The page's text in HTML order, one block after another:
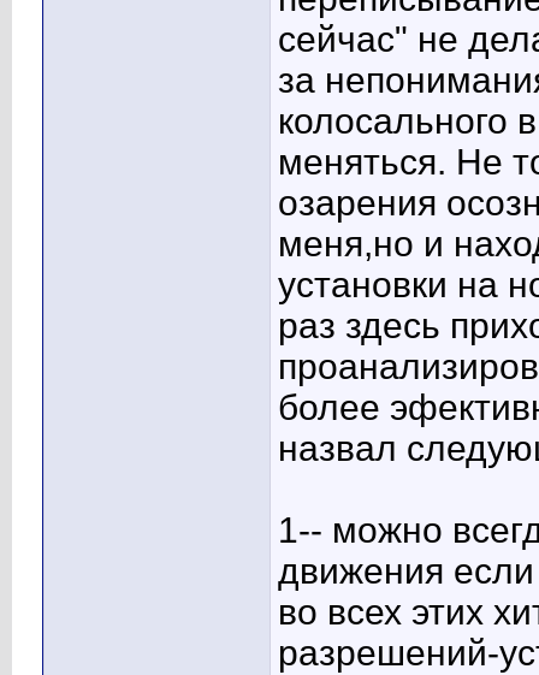
сейчас" не
за
колосального
меняться. Не
озарения
меня,но и
установки на
раз здесь
более
назвал
1-- можно
движения
во всех этих
разрешений-